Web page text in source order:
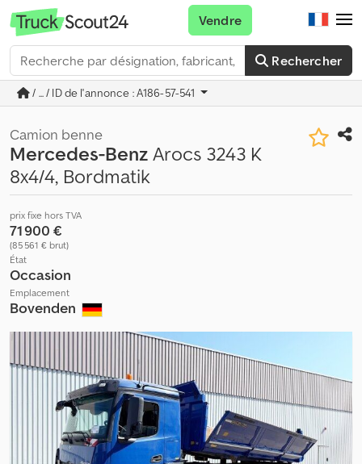
Rechercher
Vendre
/ ... / ID de l'annonce : A186-57-541
Camion benne
Mercedes-BenzArocs 3243 K
8x4/4, Bordmatik
prix fixe hors TVA
71 900 €
(85 561 € brut)
État
Occasion
Emplacement
Bovenden